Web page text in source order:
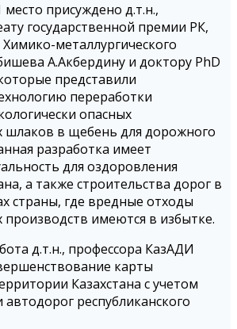
присуждено д.т.н.,
государственной премии РК,
металлургического
А.Акбердину и доктору PhD
представили
переработки
опасных
шлаков в щебень для дорожного
разработка имеет
для оздоровления
а также строительства дорог в
страны, где вредные отходы
производств имеются в избытке.
д.т.н., профессора КазАДИ
карты
Казахстана с учетом
автодорог республиканского